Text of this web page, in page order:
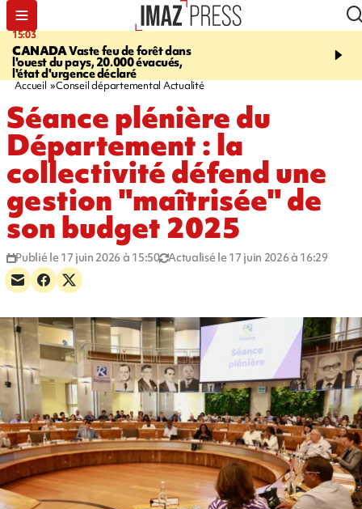
15:03
CANADAVaste feu de forêt dans
l'ouest du pays, 20.000 évacués,
l'état d'urgence déclaré
13:09
Des
font cinq morts en
Accueil Conseil départemental Actualité
Séance plénière du
Département : la
collectivité défend une
gestion "maîtrisée" de
son budget 2025
Publié le 17 juin 2026 à 15:50 Actualisé le 17 juin 2026 à 16:29